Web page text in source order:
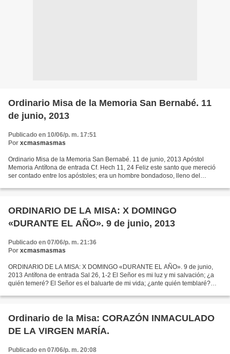
Ordinario Misa de la Memoria San Bernabé. 11
de junio, 2013
Publicado en 10/06/p. m. 17:51
Por xcmasmasmas
Ordinario Misa de la Memoria San Bernabé. 11 de junio, 2013 Apóstol
Memoria Antífona de entrada Cf. Hech 11, 24 Feliz este santo que mereció
ser contado entre los apóstoles; era un hombre bondadoso, lleno del
ORDINARIO DE LA MISA: X DOMINGO
«DURANTE EL AÑO». 9 de junio, 2013
Publicado en 07/06/p. m. 21:36
Por xcmasmasmas
ORDINARIO DE LA MISA: X DOMINGO «DURANTE EL AÑO». 9 de junio,
2013 Antífona de entrada Sal 26, 1-2 El Señor es mi luz y mi salvación; ¿a
quién temeré? El Señor es el baluarte de mi vida; ¿ante quién temblaré?
Ordinario de la Misa: CORAZÓN INMACULADO
DE LA VIRGEN MARÍA.
Publicado en 07/06/p. m. 20:08